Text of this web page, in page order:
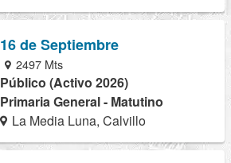
16 de Septiembre
2497 Mts
Público (Activo 2026)
Primaria General - Matutino
La Media Luna, Calvillo